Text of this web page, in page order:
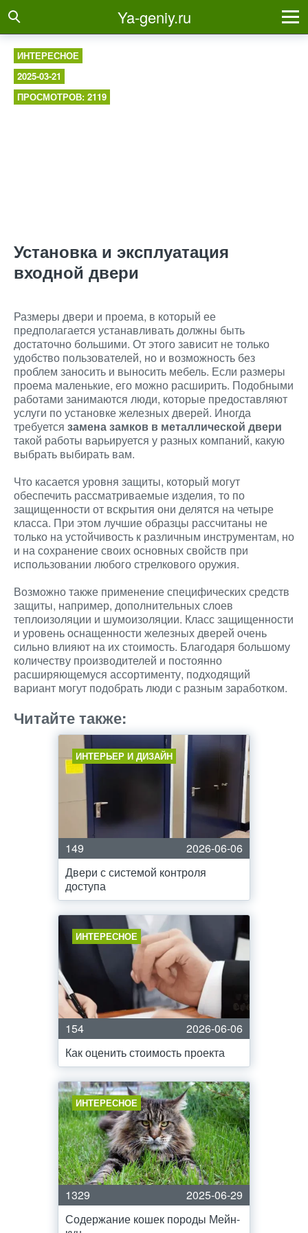
Ya-geniy.ru
ИНТЕРЕСНОЕ
2025-03-21
ПРОСМОТРОВ: 2119
Установка и эксплуатация
входной двери
Размеры двери и проема, в который ее
предполагается устанавливать должны быть
достаточно большими. От этого зависит не только
удобство пользователей, но и возможность без
проблем заносить и выносить мебель. Если размеры
проема маленькие, его можно расширить. Подобными
работами занимаются люди, которые предоставляют
услуги по установке железных дверей. Иногда
требуется замена замков в металлической двери
такой работы варьируется у разных компаний, какую
выбрать выбирать вам.
Что касается уровня защиты, который могут
обеспечить рассматриваемые изделия, то по
защищенности от вскрытия они делятся на четыре
класса. При этом лучшие образцы рассчитаны не
только на устойчивость к различным инструментам, но
и на сохранение своих основных свойств при
использовании любого стрелкового оружия.
Возможно также применение специфических средств
защиты, например, дополнительных слоев
теплоизоляции и шумоизоляции. Класс защищенности
и уровень оснащенности железных дверей очень
сильно влияют на их стоимость. Благодаря большому
количеству производителей и постоянно
расширяющемуся ассортименту, подходящий
вариант могут подобрать люди с разным заработком.
Читайте также:
ИНТЕРЬЕР И ДИЗАЙН
149
2026-06-06
Двери с системой контроля
доступа
ИНТЕРЕСНОЕ
154
2026-06-06
Как оценить стоимость проекта
ИНТЕРЕСНОЕ
1329
2025-06-29
Содержание кошек породы Мейн-